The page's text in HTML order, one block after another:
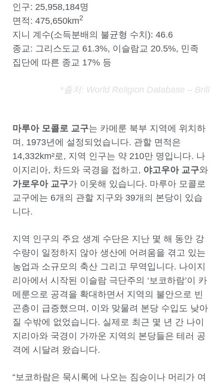
인구: 25,958,184명
면적: 475,650km2
지니 계수(소득분배의 불균형 수치): 46.6
종교: 그리스도교 61.3%, 이슬람교 20.5%, 민족
집단에 따른 종교 17% 등
*출처: World Religion Database – Brill
마루아 모콜로 교구는 카메룬 북부 지역에 위치하
며, 1973년에 설정되었습니다. 관할 면적은
14,332km²로, 지역 인구는 약 210만 명입니다. 나
이지리아, 차드와 국경을 접하고, 야고우아 교구와
가로우아 교구가 이웃해 있습니다. 마루아 모콜로
교구에는 6개의 관할 지구와 39개의 본당이 있습
니다.
지역 인구의 주요 생계 수단은 지난 몇 해 동안 강
수량이 일정하지 않아 생산에 어려움을 겪고 있는
농업과 소규모의 축산 그리고 무역입니다. 나이지
리아에서 시작된 이슬람 극단주의 ‘보코하람’이 카
메룬으로 공격을 확대하면서 지역의 불안으로 빈
곤층이 급증했으며, 이와 맞물려 본당 수입도 낮아
질 수밖에 없었습니다. 실제로 최근 몇 년 간 나이
지리아와 국경이 가까운 지역의 본당들은 테러 공
격에 시달려 왔습니다.
“보코하람은 묵시록에 나오는 짐승이나 머리가 여